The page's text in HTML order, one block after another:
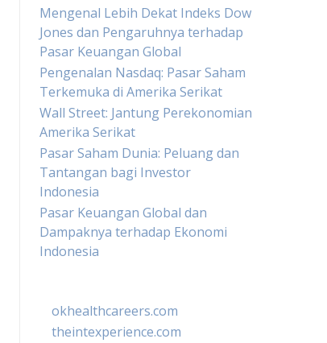
Mengenal Lebih Dekat Indeks Dow
Jones dan Pengaruhnya terhadap
Pasar Keuangan Global
Pengenalan Nasdaq: Pasar Saham
Terkemuka di Amerika Serikat
Wall Street: Jantung Perekonomian
Amerika Serikat
Pasar Saham Dunia: Peluang dan
Tantangan bagi Investor
Indonesia
Pasar Keuangan Global dan
Dampaknya terhadap Ekonomi
Indonesia
okhealthcareers.com
theintexperience.com